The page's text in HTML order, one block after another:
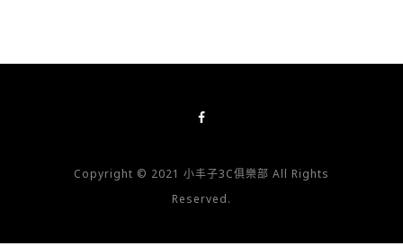
Copyright © 2021 小丰子3C俱樂部 All Rights
Reserved.